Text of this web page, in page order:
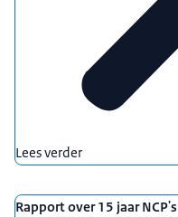
Lees verder
Rapport over 15 jaar NCP's